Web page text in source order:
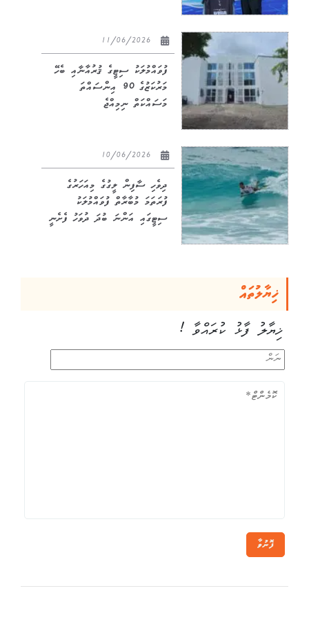
ފުވައްމުލަކު ސިޓީގެ ޤުރުއާނާއި ބެހޭ
މަރުކަޒުގެ 90 އިންސައްތަ
މަސައްކަތް ނިމިއްޖެ
ދިވެހި ސާފިން ލީގުގެ މިއަހަރުގެ
ފުރަތަމަ މުބާރާތް ފުވައްމުލަކު
ސިޓީގައި އަންނަ ބުދަ ދުވަހު ފެށެނީ
ޚިޔާލުތައް
ޚިޔާލު ފާޅު ކުރައްވާ !
ފޮނުވާ